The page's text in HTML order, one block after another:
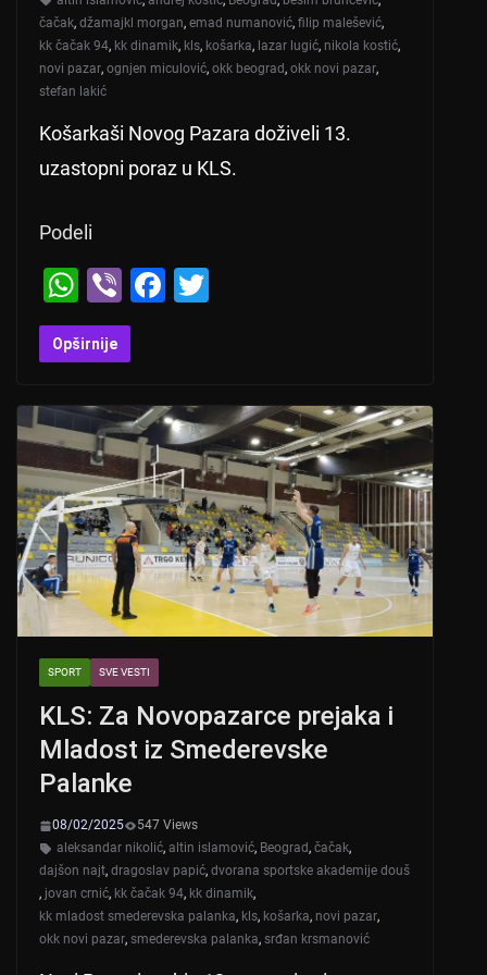
čačak, džamajkl morgan, emad numanović, filip malešević,
kk čačak 94, kk dinamik, kls, košarka, lazar lugić, nikola kostić,
novi pazar, ognjen miculović, okk beograd, okk novi pazar,
stefan lakić
Košarkaši Novog Pazara doživeli 13.
uzastopni poraz u KLS.
Podeli
W
h
at
A
p
p
Vi
b
er
F
b
o
o
k
Opširnije
SPORT SVE VESTI
KLS: Za Novopazarce prejaka i
Mladost iz Smederevske
Palanke
08/02/2025
547 Views
aleksandar nikolić, altin islamović, Beograd, čačak,
dajšon najt, dragoslav papić, dvorana sportske akademije douš
, jovan crnić, kk čačak 94, kk dinamik,
kk mladost smederevska palanka, kls, košarka, novi pazar,
okk novi pazar, smederevska palanka, srđan krsmanović